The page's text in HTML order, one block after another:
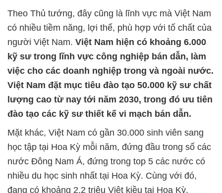
Theo Thủ tướng, đây cũng là lĩnh vực mà Việt Nam
có nhiều tiềm năng, lợi thế, phù hợp với tố chất của
người Việt Nam. Việt Nam hiện có khoảng 6.000
kỹ sư trong lĩnh vực công nghiệp bán dẫn, làm
việc cho các doanh nghiệp trong và ngoài nước.
Việt Nam đặt mục tiêu đào tạo 50.000 kỹ sư chất
lượng cao từ nay tới năm 2030, trong đó ưu tiên
đào tạo các kỹ sư thiết kế vi mạch bán dẫn.
Mặt khác, Việt Nam có gần 30.000 sinh viên sang
học tập tại Hoa Kỳ mỗi năm, đứng đầu trong số các
nước Đông Nam Á, đứng trong top 5 các nước có
nhiều du học sinh nhất tại Hoa Kỳ. Cùng với đó,
đang có khoảng 2,2 triệu Việt kiều tại Hoa Kỳ.